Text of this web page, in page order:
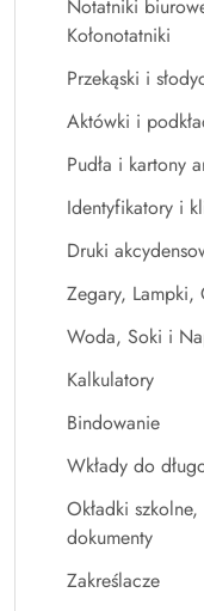
Notatniki
Kołonotatniki
Przekąski i
Aktówki i
Pudła i kartony
Identyfikatory i
Druki
Zegary, Lampki,
Woda, Soki i
Kalkulatory
Bindowanie
Wkłady do
Okładki
dokumenty
Zakreślacze